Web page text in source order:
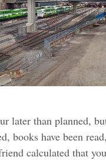
later than planned,
books have been
calculated that